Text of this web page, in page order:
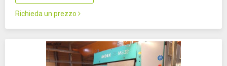
Richieda un prezzo